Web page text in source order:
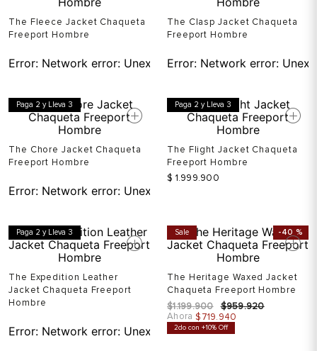
The Fleece Jacket Chaqueta
Freeport Hombre
Error: Network error: Unexpected token T in JSON at
The Clasp Jacket Chaqueta
Freeport Hombre
Error: Network error:
Paga 2 y Lleva 3
The Chore Jacket Chaqueta
Freeport Hombre
Error: Network error: Unexpected token T in JSON at
Paga 2 y Lleva 3
The Flight Jacket Chaqueta
Freeport Hombre
$ 1.999.900
Paga 2 y Lleva 3
The Expedition Leather
Jacket Chaqueta Freeport
Hombre
Error: Network error: Unexpected token T in JSON at
Sale -40 %
The Heritage Waxed Jacket
Chaqueta Freeport Hombre
$1.199.900 $959.920
Ahora $719.940
2do con +10% Off